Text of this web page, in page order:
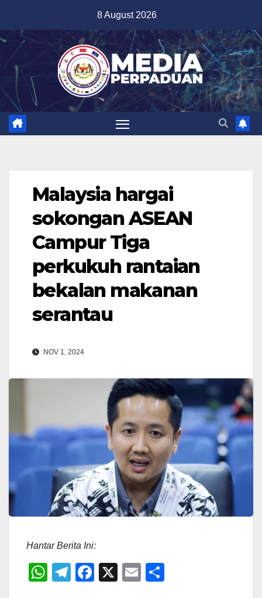
content
8 August 2026
Malaysia hargai
sokongan ASEAN
Campur Tiga
perkukuh rantaian
bekalan makanan
serantau
NOV 1, 2024
Hantar Berita Ini:
W
T
F
X
E